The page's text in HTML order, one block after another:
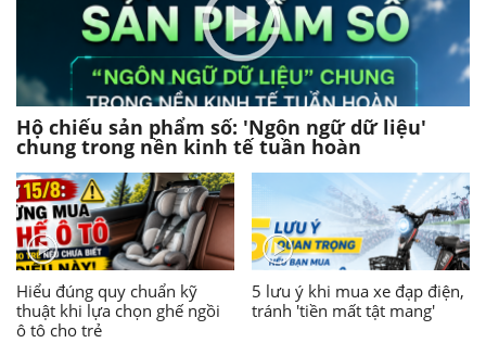
Hộ chiếu sản phẩm số: 'Ngôn ngữ dữ liệu'
chung trong nền kinh tế tuần hoàn
Hiểu đúng quy chuẩn kỹ
thuật khi lựa chọn ghế ngồi
ô tô cho trẻ
5 lưu ý khi mua xe đạp điện,
tránh 'tiền mất tật mang'